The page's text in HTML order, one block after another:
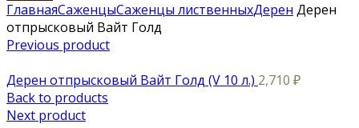
ГлавнаяСаженцыСаженцы лиственныхДерен Дерен
отпрысковый Вайт Голд
Previous product
Дерен отпрысковый Вайт Голд (V 10 л.) 2,710 ₽
Back to products
Next product